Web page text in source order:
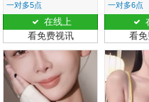
一对多5点
在线上
看免费视讯
一对多6点
看